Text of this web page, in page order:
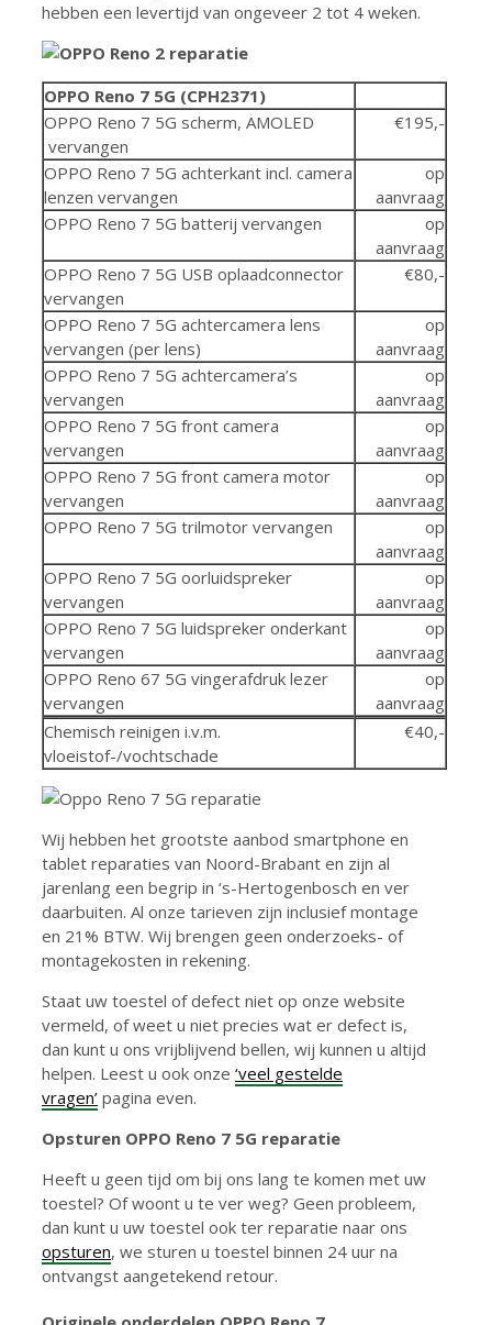
hebben een levertijd van ongeveer 2 tot 4 weken.
OPPO Reno 7 5G (CPH2371)
OPPO Reno 7 5G scherm, AMOLED
vervangen
€195,-
OPPO Reno 7 5G achterkant incl. camera
lenzen vervangen
op
aanvraag
OPPO Reno 7 5G batterij vervangen
op
aanvraag
OPPO Reno 7 5G USB oplaadconnector
vervangen
€80,-
OPPO Reno 7 5G achtercamera lens
vervangen (per lens)
op
aanvraag
OPPO Reno 7 5G achtercamera’s
vervangen
op
aanvraag
OPPO Reno 7 5G front camera
vervangen
op
aanvraag
OPPO Reno 7 5G front camera motor
vervangen
op
aanvraag
OPPO Reno 7 5G trilmotor vervangen
op
aanvraag
OPPO Reno 7 5G oorluidspreker
vervangen
op
aanvraag
OPPO Reno 7 5G luidspreker onderkant
vervangen
op
aanvraag
OPPO Reno 67 5G vingerafdruk lezer
vervangen
op
aanvraag
Chemisch reinigen i.v.m.
vloeistof-/vochtschade
€40,-
Wij hebben het grootste aanbod smartphone en
tablet reparaties van Noord-Brabant en zijn al
jarenlang een begrip in ‘s-Hertogenbosch en ver
daarbuiten. Al onze tarieven zijn inclusief montage
en 21% BTW. Wij brengen geen onderzoeks- of
montagekosten in rekening.
Staat uw toestel of defect niet op onze website
vermeld, of weet u niet precies wat er defect is,
dan kunt u ons vrijblijvend bellen, wij kunnen u altijd
helpen. Leest u ook onze ‘veel gestelde
vragen’ pagina even.
Opsturen OPPO Reno 7 5G reparatie
Heeft u geen tijd om bij ons lang te komen met uw
toestel? Of woont u te ver weg? Geen probleem,
dan kunt u uw toestel ook ter reparatie naar ons
opsturen, we sturen u toestel binnen 24 uur na
ontvangst aangetekend retour.